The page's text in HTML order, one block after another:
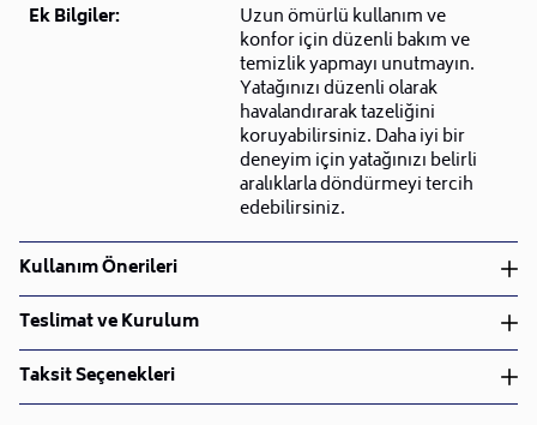
Ek Bilgiler:
Uzun ömürlü kullanım ve
konfor için düzenli bakım ve
temizlik yapmayı unutmayın.
Yatağınızı düzenli olarak
havalandırarak tazeliğini
koruyabilirsiniz. Daha iyi bir
deneyim için yatağınızı belirli
aralıklarla döndürmeyi tercih
edebilirsiniz.
Kullanım Önerileri
Kuru Temizleme
Teslimat ve Kurulum
Teslimat ve Kurulum
• Siparişlerinizi aldıktan sonra en kısa sürede işleme
Taksit Seçenekleri